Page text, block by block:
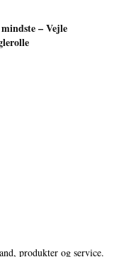
– Vejle
produkter og service.